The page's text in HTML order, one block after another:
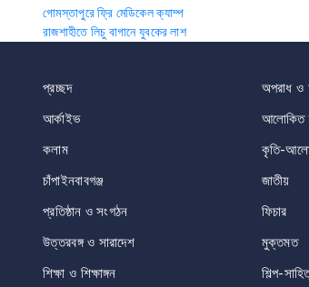
Post
navigation
গোমস্তাপুরে ফ্রি মেডিকেল ক্যাম্প
রাজশাহীতে লিচু বাগানে যুবকের লাশ
প্রচ্ছদ অপরাধ
আর্কাইভ
আলোকিত
কলাম
কৃতি-
চাঁপাইনবাবগঞ্জ
জাতীয়
প্রতিষ্ঠান ও সংগঠন
ফিচার
উত্তরবঙ্গ ও সারাদেশ
মুক্তমত
শিক্ষা ও শিক্ষাঙ্গন
শিল্প-